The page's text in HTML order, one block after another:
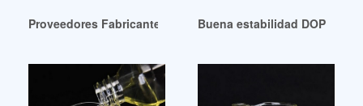
Proveedores Fabricante Distribuidor Plastificantes Pureza
Buena estabilidad DOP